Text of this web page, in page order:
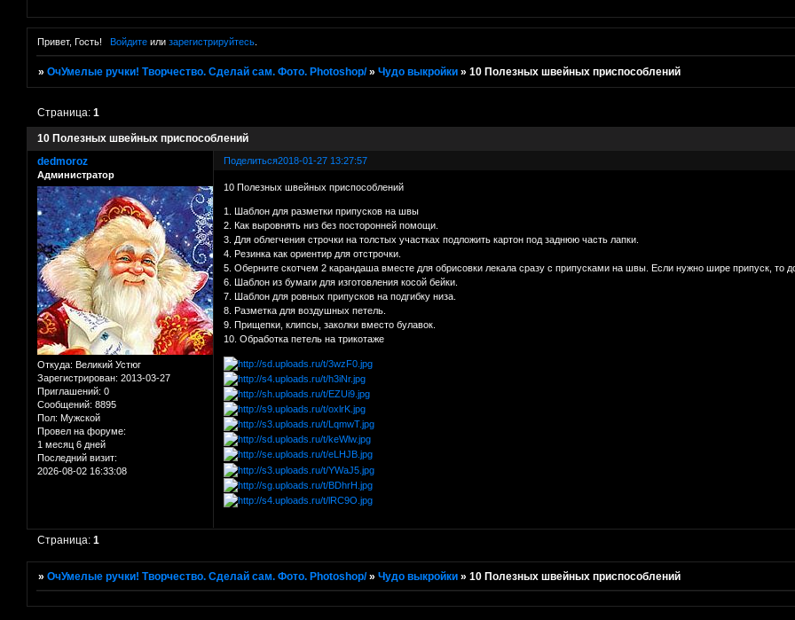
Привет, Гость! Войдитеили зарегистрируйтесь.
»ОчУмелые ручки! Творчество. Сделай сам. Фото. Photoshop/ »Чудо выкройки »10 Полезных швейных приспособлений
10 Полезных швейных приспособлений
Страница:1
Поделиться2018-01-27 13:27:57
dedmoroz
Администратор
Откуда: Великий Устюг
Зарегистрирован: 2013-03-27
Приглашений: 0
Сообщений: 8895
Пол: Мужской
Провел на форуме:
1 месяц 6 дней
Последний визит:
2026-08-02 16:33:08
10 Полезных швейных приспособлений
1. Шаблон для разметки припусков на швы
2. Как выровнять низ без посторонней помощи.
3. Для облегчения строчки на толстых участках подложить картон под заднюю часть лапки.
4. Резинка как ориентир для отстрочки.
5. Оберните скотчем 2 карандаша вместе для обрисовки лекала сразу с припусками на швы. Если нужно шире припуск, то
6. Шаблон из бумаги для изготовления косой бейки.
7. Шаблон для ровных припусков на подгибку низа.
8. Разметка для воздушных петель.
9. Прищепки, клипсы, заколки вместо булавок.
10. Обработка петель на трикотаже
Страница:1
»ОчУмелые ручки! Творчество. Сделай сам. Фото. Photoshop/ »Чудо выкройки »10 Полезных швейных приспособлений